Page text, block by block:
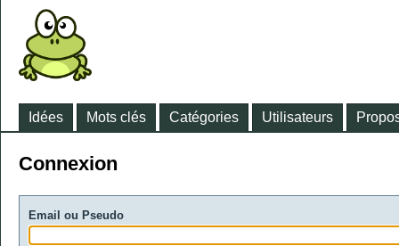
Idées Mots clés Catégories Utilisateurs
Connexion
Email ou Pseudo